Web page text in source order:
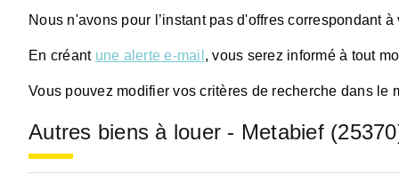
Nous n'avons pour l’instant pas d'offres correspondant à
En créant une alerte e-mail , vous serez informé à tout
Vous pouvez modifier vos critères de recherche dans le
Autres biens à louer - Metabief